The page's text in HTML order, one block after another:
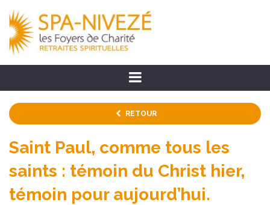
RETOUR
Saint Paul, comme tous les
saints : témoin du Christ hier,
témoin pour aujourd’hui.